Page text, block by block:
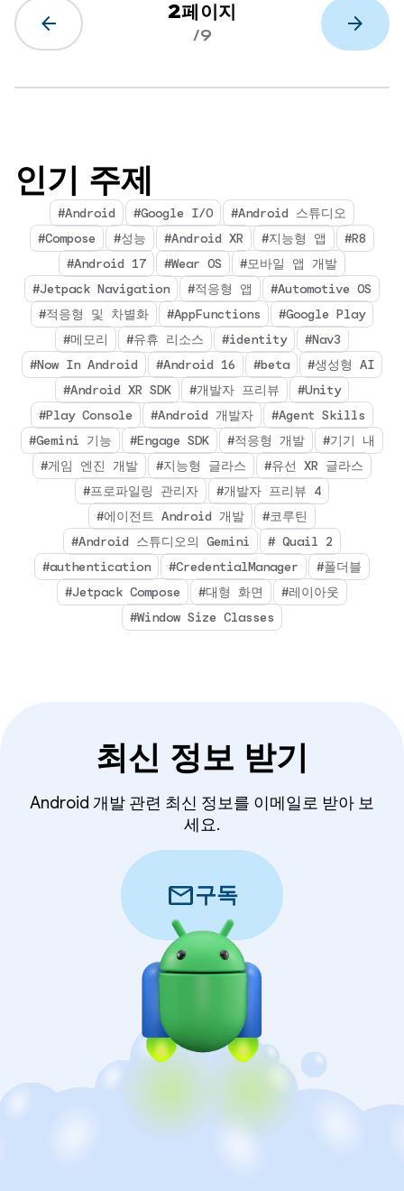
arrow_back 2페이지
/9 arrow_forward
인기 주제
#Android #Google I/O
#Android 스튜디오
#Compose
#성능 #Android XR #지능형 앱
#R8
#Android 17
#Wear OS
#모바일 앱 개발
#Jetpack Navigation
#적응형 앱
#Automotive OS
#적응형 및 차별화
#AppFunctions
#Google Play
#메모리
#유휴 리소스 #identity
#Nav3
#Now In Android
#Android 16 #beta
#생성형 AI
#Android XR SDK
#개발자 프리뷰
#Unity
#Play Console
#Android 개발자
#Agent Skills
#Gemini 기능
#Engage SDK #적응형 개발
#기기 내
#게임 엔진 개발
#지능형 글라스
#유선 XR 글라스
#프로파일링 관리자
#개발자 프리뷰 4
#에이전트 Android 개발
#코루틴
#Android 스튜디오의 Gemini
# Quail 2
#authentication
#CredentialManager
#폴더블
#Jetpack Compose
#대형 화면
#레이아웃
#Window Size Classes
최신 정보 받기
Android 개발 관련 최신 정보를 이메일로 받아 보
세요.
mail구독